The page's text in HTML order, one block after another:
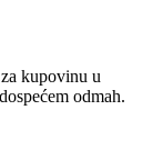
kupovinu u
odmah.